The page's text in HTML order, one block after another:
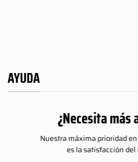
AYUDA
¿Necesita más
Nuestra máxima prioridad
es la satisfacción